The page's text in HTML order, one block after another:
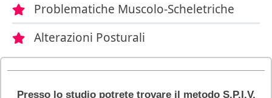
Problematiche Muscolo-Scheletriche
Alterazioni Posturali
Presso lo studio potrete trovare il metodo S.P.I.V.